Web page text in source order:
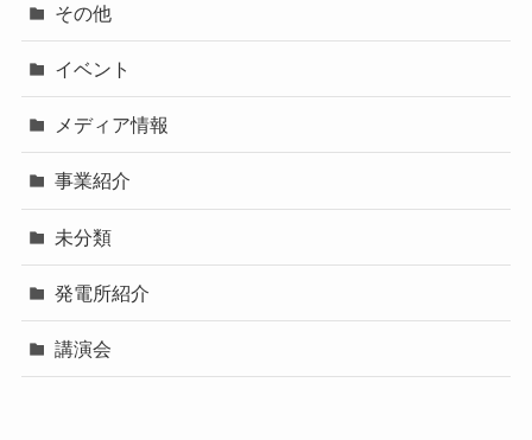
その他
イベント
メディア情報
事業紹介
未分類
発電所紹介
講演会